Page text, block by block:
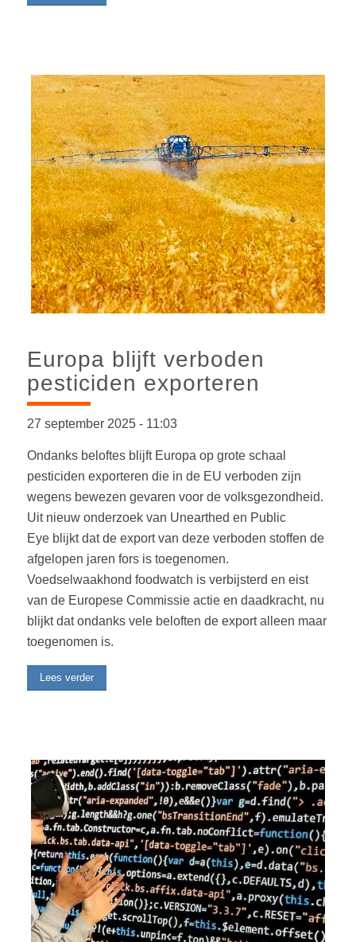
Europa blijft verboden
pesticiden exporteren
27 september 2025 -11:03
Ondanks beloftes blijft Europa op grote schaal
pesticiden exporteren die in de EU verboden zijn
wegens bewezen gevaren voor de volksgezondheid.
Uit nieuw onderzoek van Unearthed en Public
Eye blijkt dat de export van deze verboden stoffen de
afgelopen jaren fors is toegenomen.
Voedselwaakhond foodwatch is verbijsterd en eist
van de Europese Commissie actie en daadkracht, nu
blijkt dat ondanks vele beloften de export alleen maar
toegenomen is.
Lees verder